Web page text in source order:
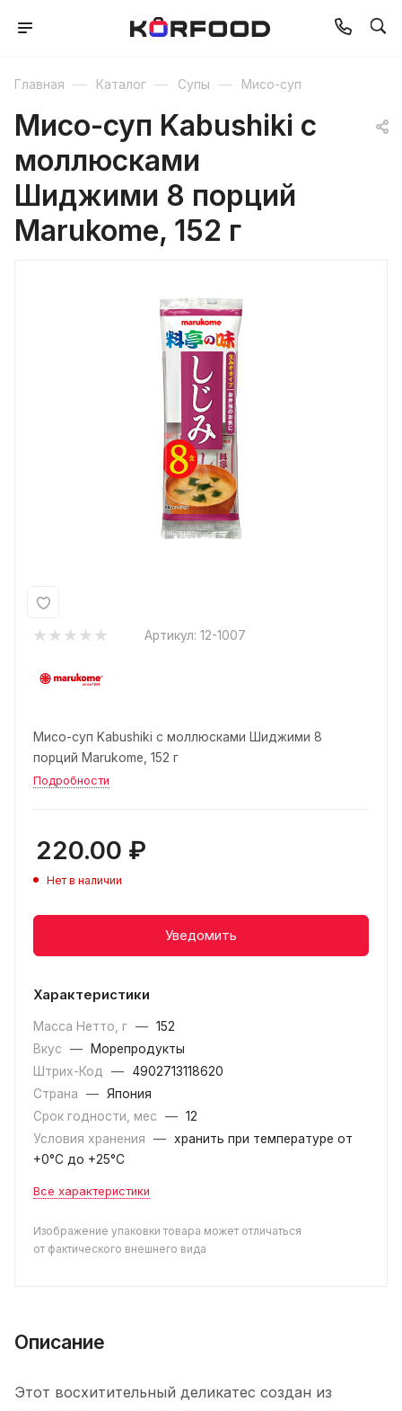
Главная — Каталог — Супы — Мисо-суп
Мисо-суп Kabushiki с
моллюсками
Шиджими 8 порций
Marukome, 152 г
Артикул: 12-1007
Мисо-суп Kabushiki с моллюсками Шиджими 8
порций Marukome, 152 г
Подробности
220.00 ₽
Нет в наличии
Уведомить
Характеристики
Масса Нетто, г — 152
Вкус
—
Морепродукты
Штрих-Код
—
4902713118620
Страна
— Япония
Срок годности, мес
— 12
Условия хранения
— хранить при температуре от
+0°С до +25°С
Все характеристики
Изображение упаковки товара может отличаться
от фактического внешнего вида
Описание
Этот восхитительный деликатес создан из